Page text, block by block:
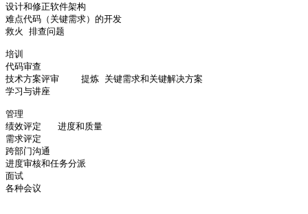
设计和修正软件架构
难点代码（关键需求）的开发
救火 排查问题
培训
代码审查
技术方案评审    提炼 关键需求和关键解决方案
学习与讲座
管理
绩效评定   进度和质量
需求评定
跨部门沟通
进度审核和任务分派
面试
各种会议